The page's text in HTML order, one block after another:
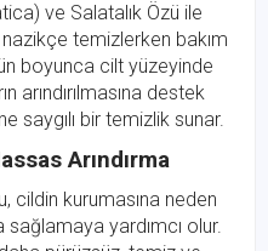
ve Salatalık Özü ile
temizlerken bakım
boyunca cilt yüzeyinde
arındırılmasına destek
saygılı bir temizlik sunar.
Arındırma
cildin kurumasına neden
sağlamaya yardımcı olur.